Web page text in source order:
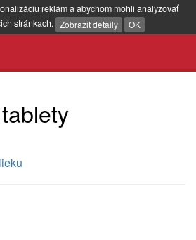
reklám a abychom mohli analyzovať
stránkach. Zobrazit detaily OK